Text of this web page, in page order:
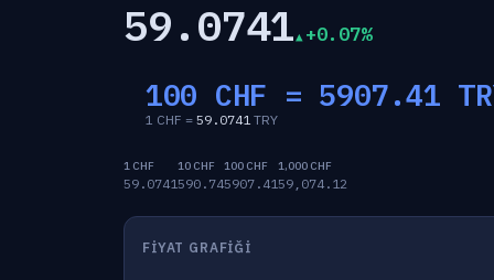
59.0741 +0.07%
100 CHF = 5907.41
1 CHF = 59.0741TRY
1 CHF
59.0741
10 CHF
590.74
100 CHF
5907.41
1,000 CHF
59,074.12
FIYAT GRAFIĞI